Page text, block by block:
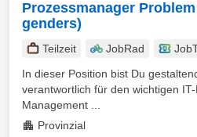
Prozessmanager Problem
genders)
Teilzeit JobRad
In dieser Position bist Du
verantwortlich für den wichtigen
Management ...
Provinzial